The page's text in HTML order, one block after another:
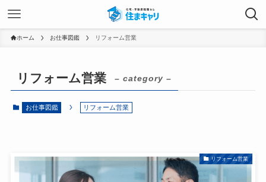
ホーム お仕事図鑑 リフォーム営業
リフォーム営業 – category –
お仕事図鑑 リフォーム営業
リフォーム営業